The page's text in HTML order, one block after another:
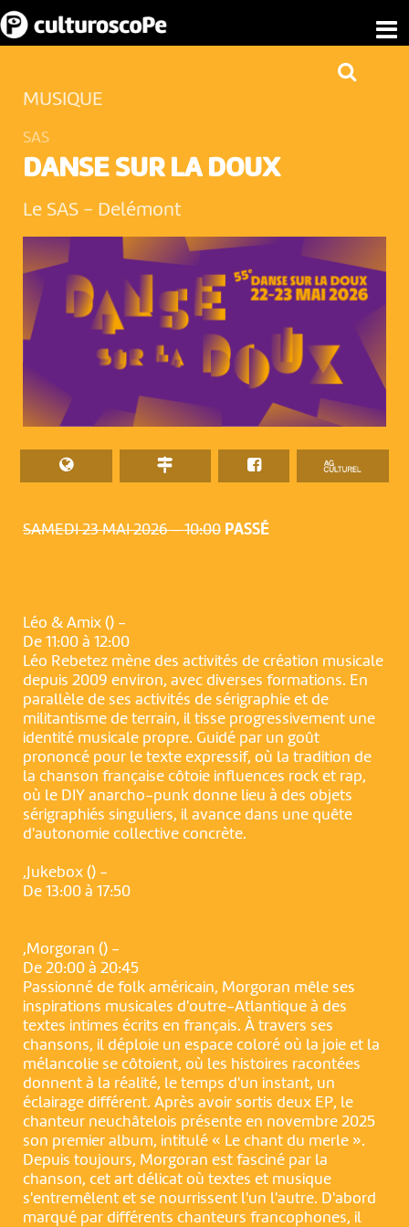
SAMEDI 23 MAI 2026 – 10:00 PASSÉ
MUSIQUE
SAS
DANSE SUR LA DOUX
Le SAS - Delémont
Léo & Amix () -
De 11:00 à 12:00
Léo Rebetez mène des activités de création musicale
depuis 2009 environ, avec diverses formations. En
parallèle de ses activités de sérigraphie et de
militantisme de terrain, il tisse progressivement une
identité musicale propre. Guidé par un goût
prononcé pour le texte expressif, où la tradition de
la chanson française côtoie influences rock et rap,
où le DIY anarcho-punk donne lieu à des objets
sérigraphiés singuliers, il avance dans une quête
d'autonomie collective concrète.
,Jukebox () -
De 13:00 à 17:50
,Morgoran () -
De 20:00 à 20:45
Passionné de folk américain, Morgoran mêle ses
inspirations musicales d'outre-Atlantique à des
textes intimes écrits en français. À travers ses
chansons, il déploie un espace coloré où la joie et la
mélancolie se côtoient, où les histoires racontées
donnent à la réalité, le temps d'un instant, un
éclairage différent. Après avoir sortis deux EP, le
chanteur neuchâtelois présente en novembre 2025
son premier album, intitulé « Le chant du merle ».
Depuis toujours, Morgoran est fasciné par la
chanson, cet art délicat où textes et musique
s'entremêlent et se nourrissent l'un l'autre. D'abord
marqué par différents chanteurs francophones, il